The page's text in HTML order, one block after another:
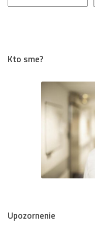
Kto sme?
Upozornenie